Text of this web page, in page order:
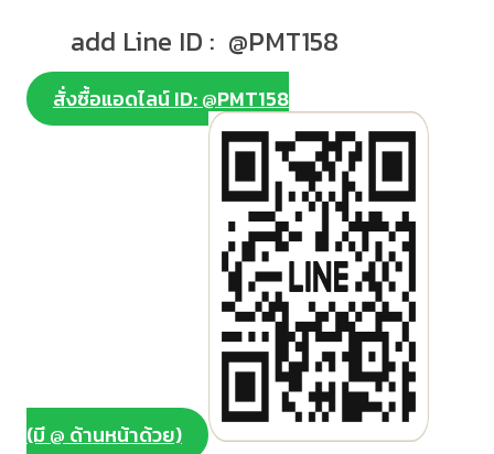
add Line ID : @PMT158
สั่งซื้อแอดไลน์ ID: @PMT158
(มี @ ด้านหน้าด้วย)